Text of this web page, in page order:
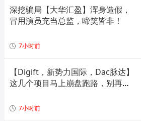
深挖骗局【大华汇盈】浑身造假，
冒用演员充当总监，啼笑皆非！
7小时前
【Digift，新势力国际，Dac脉达】
这几个项目马上崩盘跑路，别再被
7小时前